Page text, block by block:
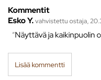
Kommentit
Esko Y.vahvistettu ostaja,
Näyttävä ja kaikinpuolin
Lisää kommentti